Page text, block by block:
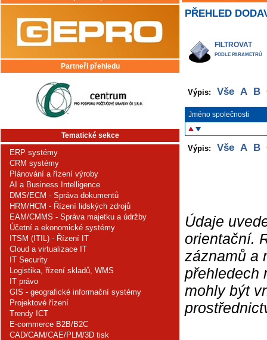
Partneři přehledu
Tematické sekce
ERP systémy
CRM systémy
Plánování a řízení výroby
AI a Business Intelligence
DMS/ECM - Správa dokumentů
HRM/HCM - Řízení lidských zdrojů
EAM/CMMS - Správa majetku a údržby
Účetní a ekonomické systémy
ITSM (ITIL) - Řízení IT
Cloud a virtualizace IT
IT Security
Logistika, řízení skladů, WMS
IT právo
GIS - geografické informační systémy
Projektové řízení
Trendy ICT
E-commerce B2B/B2C
CAD/CAM/CAE/PLM/3D tisk
PŘEHLED
FILTROVAT
PODLE PARAMETRŮ
Výpis: Vše A B
Jméno společnosti
Výpis: Vše A B
Údaje
orientační.
záznamů a
přehledech
mohly být